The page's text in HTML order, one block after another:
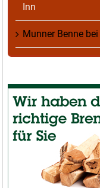
Inn
Munner Benne bei